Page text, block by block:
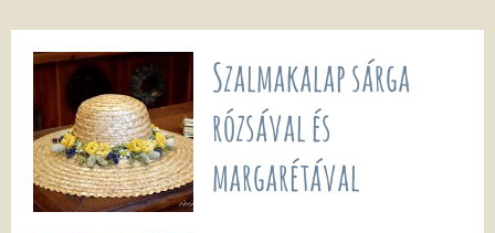
Szalmakalap sárga
rózsával és
margarétával